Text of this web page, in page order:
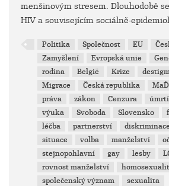
menšinovým stresem. Dlouhodobě
HIV a souvisejícím sociálně-
Politika Společnost EU
Zamyšlení
Evropská unie
rodina
België Krize
Migrace
Česká republika
práva
zákon Cenzura úmrtí
výuka
Svoboda Slovensko
léčba
partnerství diskriminace
situace
volba manželství
stejnopohlavní
gay lesby
rovnost manželství
společenský význam
sexualita